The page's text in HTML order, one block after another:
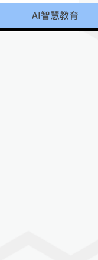
AI智慧教育